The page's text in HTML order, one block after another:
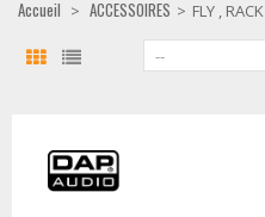
Accueil > ACCESSOIRES > FLY , RACK